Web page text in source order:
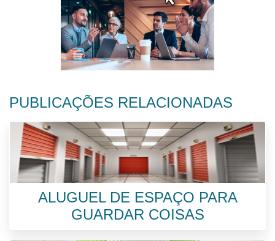
PUBLICAÇÕES RELACIONADAS
ALUGUEL DE ESPAÇO PARA
GUARDAR COISAS